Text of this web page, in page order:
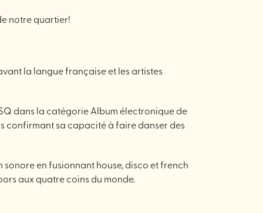
notre quartier!
la langue française et les artistes
dans la catégorie Album électronique de
confirmant sa capacité à faire danser des
en fusionnant house, disco et french
aux quatre coins du monde.